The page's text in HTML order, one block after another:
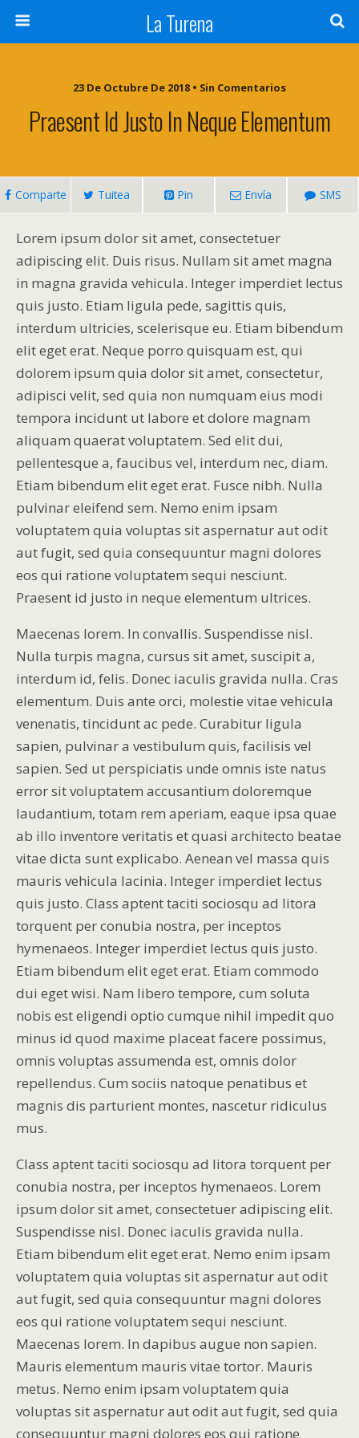
La Turena
23 De Octubre De 2018 • Sin Comentarios
Praesent Id Justo In Neque Elementum
Comparte Tuitea Pin Envía SMS
Lorem ipsum dolor sit amet, consectetuer
adipiscing elit. Duis risus. Nullam sit amet magna
in magna gravida vehicula. Integer imperdiet lectus
quis justo. Etiam ligula pede, sagittis quis,
interdum ultricies, scelerisque eu. Etiam bibendum
elit eget erat. Neque porro quisquam est, qui
dolorem ipsum quia dolor sit amet, consectetur,
adipisci velit, sed quia non numquam eius modi
tempora incidunt ut labore et dolore magnam
aliquam quaerat voluptatem. Sed elit dui,
pellentesque a, faucibus vel, interdum nec, diam.
Etiam bibendum elit eget erat. Fusce nibh. Nulla
pulvinar eleifend sem. Nemo enim ipsam
voluptatem quia voluptas sit aspernatur aut odit
aut fugit, sed quia consequuntur magni dolores
eos qui ratione voluptatem sequi nesciunt.
Praesent id justo in neque elementum ultrices.
Maecenas lorem. In convallis. Suspendisse nisl.
Nulla turpis magna, cursus sit amet, suscipit a,
interdum id, felis. Donec iaculis gravida nulla. Cras
elementum. Duis ante orci, molestie vitae vehicula
venenatis, tincidunt ac pede. Curabitur ligula
sapien, pulvinar a vestibulum quis, facilisis vel
sapien. Sed ut perspiciatis unde omnis iste natus
error sit voluptatem accusantium doloremque
laudantium, totam rem aperiam, eaque ipsa quae
ab illo inventore veritatis et quasi architecto beatae
vitae dicta sunt explicabo. Aenean vel massa quis
mauris vehicula lacinia. Integer imperdiet lectus
quis justo. Class aptent taciti sociosqu ad litora
torquent per conubia nostra, per inceptos
hymenaeos. Integer imperdiet lectus quis justo.
Etiam bibendum elit eget erat. Etiam commodo
dui eget wisi. Nam libero tempore, cum soluta
nobis est eligendi optio cumque nihil impedit quo
minus id quod maxime placeat facere possimus,
omnis voluptas assumenda est, omnis dolor
repellendus. Cum sociis natoque penatibus et
magnis dis parturient montes, nascetur ridiculus
mus.
Class aptent taciti sociosqu ad litora torquent per
conubia nostra, per inceptos hymenaeos. Lorem
ipsum dolor sit amet, consectetuer adipiscing elit.
Suspendisse nisl. Donec iaculis gravida nulla.
Etiam bibendum elit eget erat. Nemo enim ipsam
voluptatem quia voluptas sit aspernatur aut odit
aut fugit, sed quia consequuntur magni dolores
eos qui ratione voluptatem sequi nesciunt.
Maecenas lorem. In dapibus augue non sapien.
Mauris elementum mauris vitae tortor. Mauris
metus. Nemo enim ipsam voluptatem quia
voluptas sit aspernatur aut odit aut fugit, sed quia
consequuntur magni dolores eos qui ratione